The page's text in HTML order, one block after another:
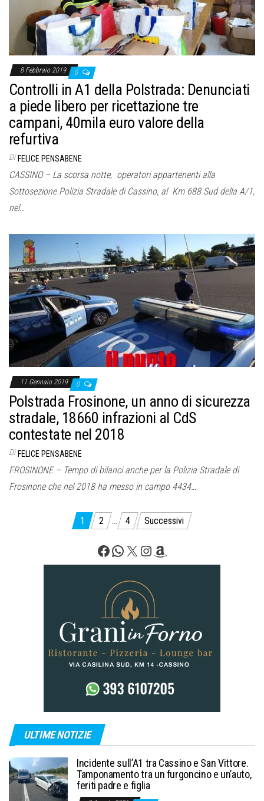
8 Febbraio 2019 0
Controlli in A1 della Polstrada: Denunciati
a piede libero per ricettazione tre
campani, 40mila euro valore della
refurtiva
Di FELICE PENSABENE
CASSINO – La scorsa notte, operatori appartenenti alla
Sottosezione Polizia Stradale di Cassino, al Km 688 Sud della A/1,
nel…
11 Gennaio 2019 0
Polstrada Frosinone, un anno di sicurezza
stradale, 18660 infrazioni al CdS
contestate nel 2018
Di FELICE PENSABENE
FROSINONE – Tempo di bilanci anche per la Polizia Stradale di
Frosinone che nel 2018 ha messo in campo 4434…
Paginazione
articoli
1 2 … 4 Successivi
Facebook
WhatsApp
X Instagram
Amazon
ULTIME NOTIZIE
Incidente sull’A1 tra Cassino e San Vittore.
Tamponamento tra un furgoncino e un’auto,
feriti padre e figlia